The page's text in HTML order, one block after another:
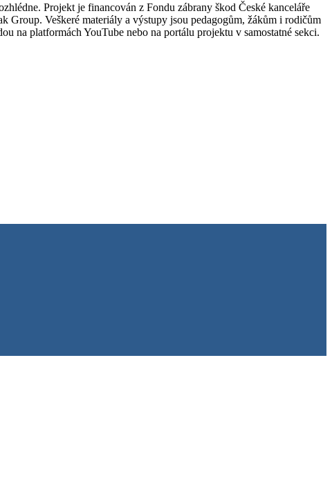
Projekt je financován z Fondu zábrany škod České kanceláře
Veškeré materiály a výstupy jsou pedagogům, žákům i rodičům
na platformách YouTube nebo na portálu projektu v samostatné sekci.